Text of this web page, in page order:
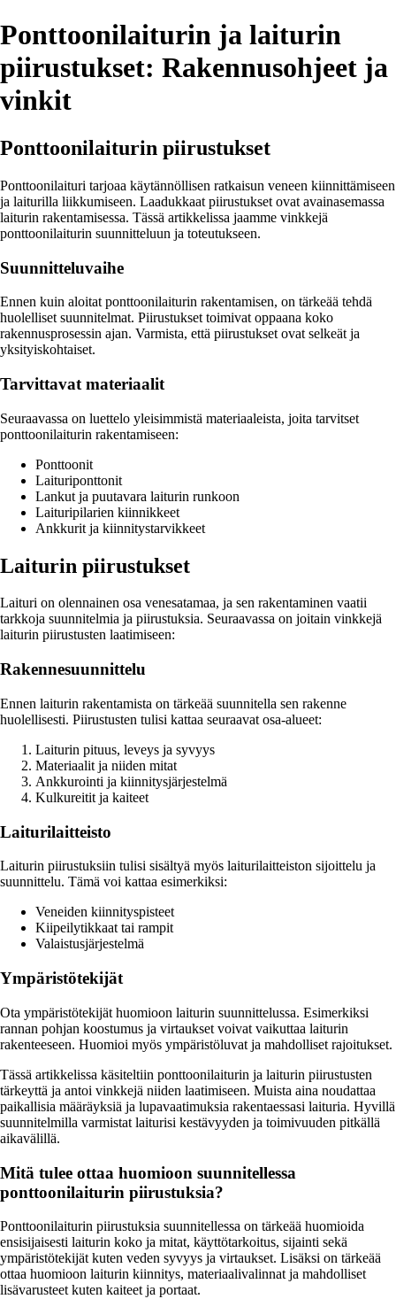
Ponttoonilaiturin ja laiturin
piirustukset: Rakennusohjeet ja
vinkit
Ponttoonilaiturin piirustukset
Ponttoonilaituri tarjoaa käytännöllisen ratkaisun veneen kiinnittämiseen
ja laiturilla liikkumiseen. Laadukkaat piirustukset ovat avainasemassa
laiturin rakentamisessa. Tässä artikkelissa jaamme vinkkejä
ponttoonilaiturin suunnitteluun ja toteutukseen.
Suunnitteluvaihe
Ennen kuin aloitat ponttoonilaiturin rakentamisen, on tärkeää tehdä
huolelliset suunnitelmat. Piirustukset toimivat oppaana koko
rakennusprosessin ajan. Varmista, että piirustukset ovat selkeät ja
yksityiskohtaiset.
Tarvittavat materiaalit
Seuraavassa on luettelo yleisimmistä materiaaleista, joita tarvitset
ponttoonilaiturin rakentamiseen:
Ponttoonit
Laituriponttonit
Lankut ja puutavara laiturin runkoon
Laituripilarien kiinnikkeet
Ankkurit ja kiinnitystarvikkeet
Laiturin piirustukset
Laituri on olennainen osa venesatamaa, ja sen rakentaminen vaatii
tarkkoja suunnitelmia ja piirustuksia. Seuraavassa on joitain vinkkejä
laiturin piirustusten laatimiseen:
Rakennesuunnittelu
Ennen laiturin rakentamista on tärkeää suunnitella sen rakenne
huolellisesti. Piirustusten tulisi kattaa seuraavat osa-alueet:
Laiturin pituus, leveys ja syvyys
Materiaalit ja niiden mitat
Ankkurointi ja kiinnitysjärjestelmä
Kulkureitit ja kaiteet
Laiturilaitteisto
Laiturin piirustuksiin tulisi sisältyä myös laiturilaitteiston sijoittelu ja
suunnittelu. Tämä voi kattaa esimerkiksi:
Veneiden kiinnityspisteet
Kiipeilytikkaat tai rampit
Valaistusjärjestelmä
Ympäristötekijät
Ota ympäristötekijät huomioon laiturin suunnittelussa. Esimerkiksi
rannan pohjan koostumus ja virtaukset voivat vaikuttaa laiturin
rakenteeseen. Huomioi myös ympäristöluvat ja mahdolliset rajoitukset.
Tässä artikkelissa käsiteltiin ponttoonilaiturin ja laiturin piirustusten
tärkeyttä ja antoi vinkkejä niiden laatimiseen. Muista aina noudattaa
paikallisia määräyksiä ja lupavaatimuksia rakentaessasi laituria. Hyvillä
suunnitelmilla varmistat laiturisi kestävyyden ja toimivuuden pitkällä
aikavälillä.
Mitä tulee ottaa huomioon suunnitellessa
ponttoonilaiturin piirustuksia?
Ponttoonilaiturin piirustuksia suunnitellessa on tärkeää huomioida
ensisijaisesti laiturin koko ja mitat, käyttötarkoitus, sijainti sekä
ympäristötekijät kuten veden syvyys ja virtaukset. Lisäksi on tärkeää
ottaa huomioon laiturin kiinnitys, materiaalivalinnat ja mahdolliset
lisävarusteet kuten kaiteet ja portaat.